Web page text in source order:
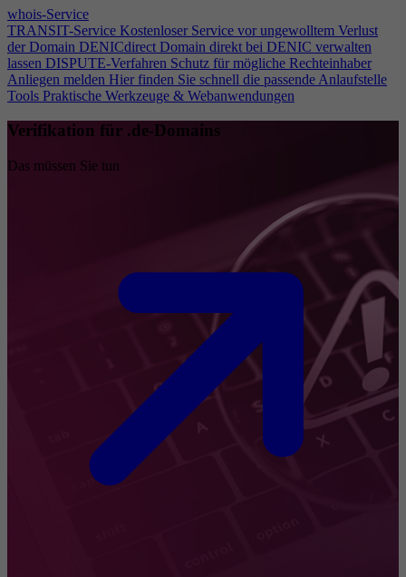
whois-Service
TRANSIT-Service Kostenloser Service vor ungewolltem Verlust
der Domain DENICdirect Domain direkt bei DENIC verwalten
lassen DISPUTE-Verfahren Schutz für mögliche Rechteinhaber
Anliegen melden Hier finden Sie schnell die passende Anlaufstelle
Tools Praktische Werkzeuge & Webanwendungen
Verifikation für .de-Domains
Das müssen Sie tun